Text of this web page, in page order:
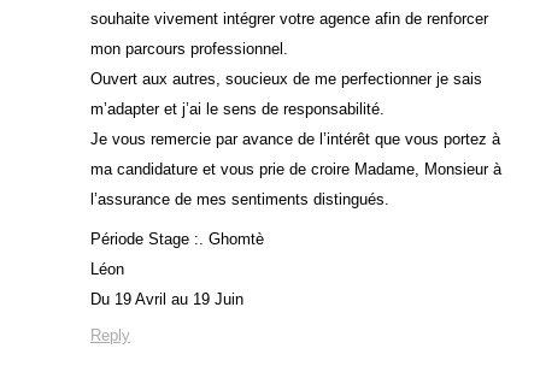
souhaite vivement intégrer votre agence afin de renforcer
mon parcours professionnel.
Ouvert aux autres, soucieux de me perfectionner je sais
m’adapter et j’ai le sens de responsabilité.
Je vous remercie par avance de l’intérêt que vous portez à
ma candidature et vous prie de croire Madame, Monsieur à
l’assurance de mes sentiments distingués.
Période Stage :. Ghomtè
Léon
Du 19 Avril au 19 Juin
Reply